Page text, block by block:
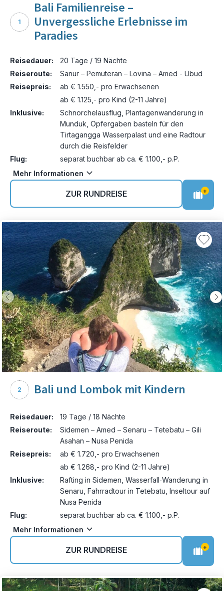
1
Bali Familienreise –
Unvergessliche Erlebnisse im
Paradies
Reisedauer:
20 Tage / 19 Nächte
Reiseroute:
Sanur – Pemuteran – Lovina – Amed - Ubud
Reisepreis:
ab € 1.550,- pro Erwachsenen
ab € 1.125,- pro Kind (2-11 Jahre)
Inklusive:
Schnorchelausflug, Plantagenwanderung in
Munduk, Opfergaben basteln für den
Tirtagangga Wasserpalast und eine Radtour
durch die Reisfelder
Flug:
separat buchbar ab ca. € 1.100,- p.P.
Mehr Informationen
ZUR RUNDREISE +
2 Bali und Lombok mit Kindern
Reisedauer:
19 Tage / 18 Nächte
Reiseroute:
Sidemen – Amed – Senaru – Tetebatu – Gili
Asahan – Nusa Penida
Reisepreis:
ab € 1.720,- pro Erwachsenen
ab € 1.268,- pro Kind (2-11 Jahre)
Inklusive:
Rafting in Sidemen, Wasserfall‑Wanderung in
Senaru, Fahrradtour in Tetebatu, Inseltour auf
Nusa Penida
Flug:
separat buchbar ab ca. € 1.100,- p.P.
Mehr Informationen
ZUR RUNDREISE +